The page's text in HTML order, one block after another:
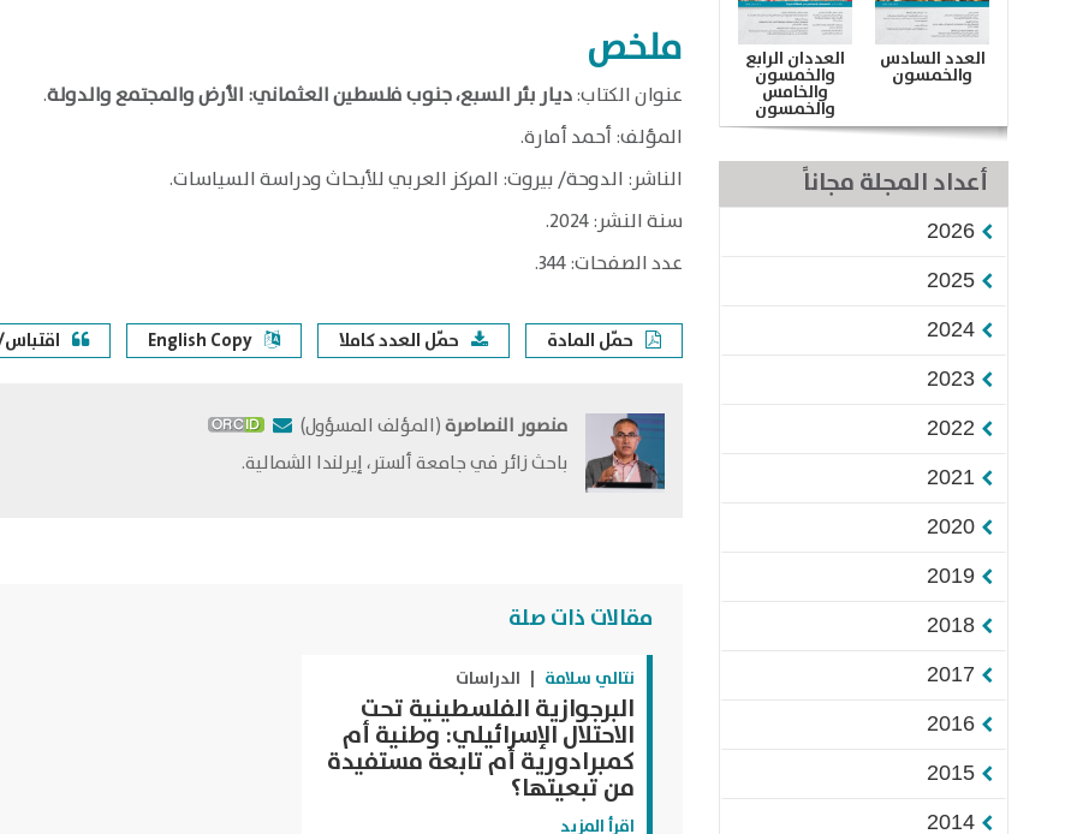
ملخص
​عنوان الكتاب:ديار بئر السبع، جنوب فلسطين العثماني: الأرض والمجتمع والدولة.
المؤلف: أحمد أمارة.
الناشر: الدوحة/ بيروت: المركز العربي للأبحاث ودراسة السياسات.
سنة النشر: 2024.
عدد الصفحات: 344.
حمّل المادة حمّل العدد كاملا English Copy
منصور النصاصرة(المؤلف المسؤول)
باحث زائر في جامعة ألستر، إيرلندا الشمالية.​
مقالات ذات صلة
نتالي سلامة | الدراسات
البرجوازية الفلسطينية تحت
الاحتلال الإسرائيلي: وطنية أم
كمبرادورية أم تابعة مستفيدة
من تبعيتها؟
اقرأ المزيد
العدد السادس
والخمسون
العددان الرابع
والخمسون
والخامس
والخمسون
أعداد المجلة مجاناً
2026
2025
2024
2023
2022
2021
2020
2019
2018
2017
2016
2015
2014